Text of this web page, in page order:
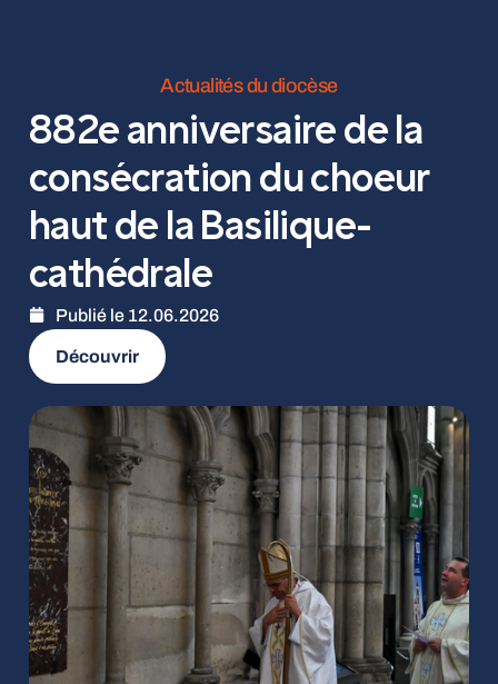
Actualités du diocèse
882e anniversaire de la
consécration du choeur
haut de la Basilique-
cathédrale
Publié le 12.06.2026
Découvrir